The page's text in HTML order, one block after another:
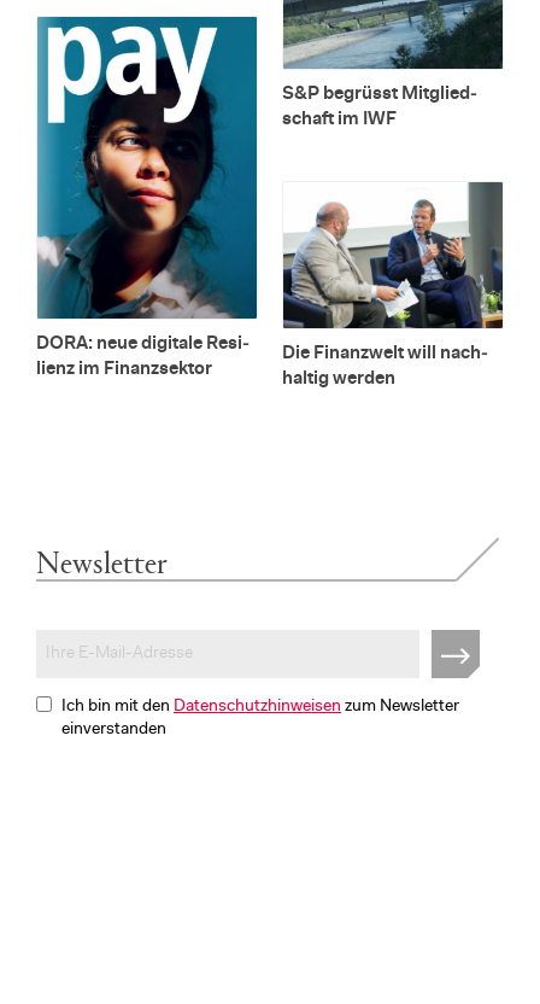
S&P be­grüsst Mit­glied­
schaft im IWF
DORA: neue di­gi­ta­le Resi­
li­enz im Fi­nanz­sek­tor
Die Fi­nanz­welt will nach­
hal­tig wer­den
Newsletter
Ich bin mit den Datenschutzhinweisen zum Newsletter
einverstanden